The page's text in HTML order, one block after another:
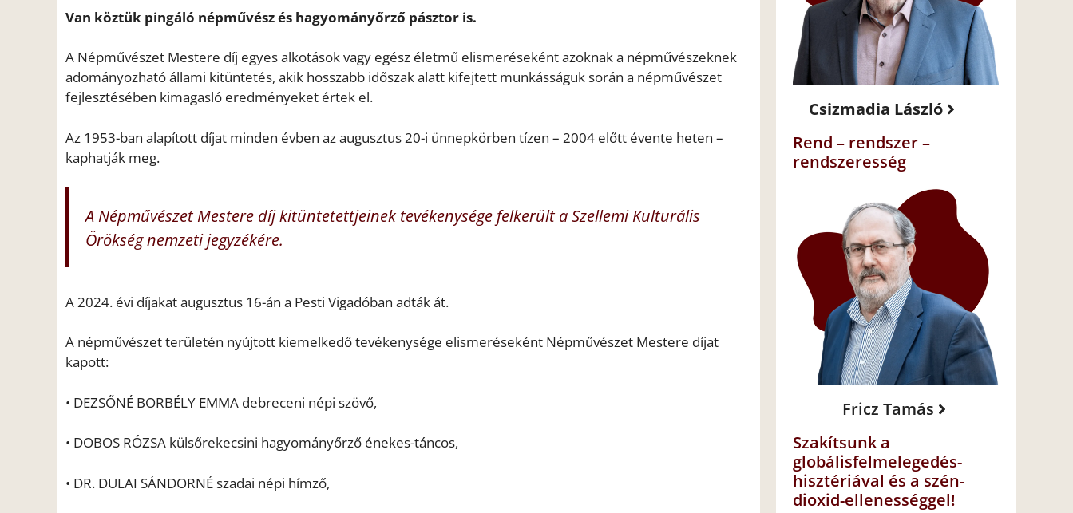
Van köztük pingáló népművész és hagyományőrző pásztor is.
A Népművészet Mestere díj egyes alkotások vagy egész életmű elismeréseként azoknak a népművészeknek
adományozható állami kitüntetés, akik hosszabb időszak alatt kifejtett munkásságuk során a népművészet
fejlesztésében kimagasló eredményeket értek el.
Az 1953-ban alapított díjat minden évben az augusztus 20-i ünnepkörben tízen – 2004 előtt évente heten –
kaphatják meg.
A Népművészet Mestere díj kitüntetettjeinek tevékenysége felkerült a Szellemi Kulturális
Örökség nemzeti jegyzékére.
A 2024. évi díjakat augusztus 16-án a Pesti Vigadóban adták át.
A népművészet területén nyújtott kiemelkedő tevékenysége elismeréseként Népművészet Mestere díjat
kapott:
• DEZSŐNÉ BORBÉLY EMMA debreceni népi szövő,
• DOBOS RÓZSA külsőrekecsini hagyományőrző énekes-táncos,
• DR. DULAI SÁNDORNÉ szadai népi hímző,
Csizmadia László
Rend – rendszer –
rendszeresség
Fricz Tamás
Szakítsunk a
globálisfelmelegedés-
hisztériával és a szén-
dioxid-ellenességgel!